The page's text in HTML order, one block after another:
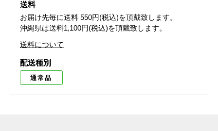
送料
お届け先毎に送料 550円(税込)を頂戴致します。
沖縄県は送料1,100円(税込)を頂戴致します。
送料について
配送種別
通常品